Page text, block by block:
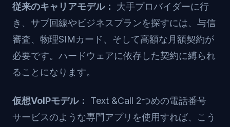
従来のキャリアモデル：
大手プロバイダーに行
き、サブ回線やビジネスプランを探すには、与信
審査、物理SIMカード、そして高額な月額契約が
必要です。ハードウェアに依存した契約に縛られ
ることになります。
仮想VoIPモデル：
Text &Call 2つめの電話番号
サービスのような専門アプリを使用すれば、こう